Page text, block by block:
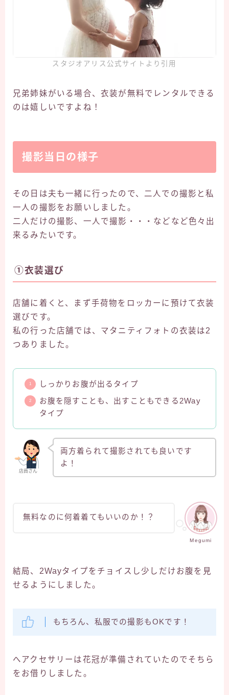
スタジオアリス公式サイトより引用
兄弟姉妹がいる場合、衣装が無料でレンタルできる
のは嬉しいですよね！
撮影当日の様子
その日は夫も一緒に行ったので、二人での撮影と私
一人の撮影をお願いしました。
二人だけの撮影、一人で撮影・・・などなど色々出
来るみたいです。
①衣装選び
店舗に着くと、まず手荷物をロッカーに預けて衣装
選びです。
私の行った店舗では、マタニティフォトの衣装は2
つありました。
しっかりお腹が出るタイプ
お腹を隠すことも、出すこともできる2Way
タイプ
店員さん
両方着られて撮影されても良いです
よ！
Megumi
無料なのに何着着てもいいのか！？
結局、2Wayタイプをチョイスし少しだけお腹を見
せるようにしました。
もちろん、私服での撮影もOKです！
へアクセサリーは花冠が準備されていたのでそちら
をお借りしました。